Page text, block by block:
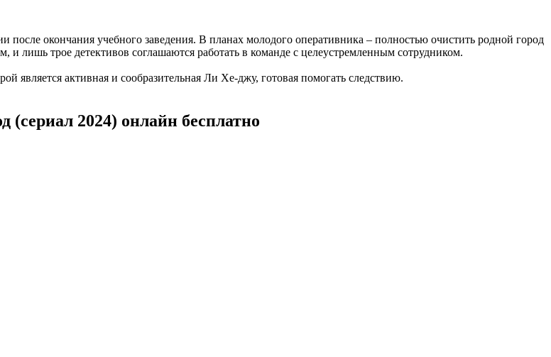
окончания учебного заведения. В планах молодого оперативника – полностью очистить родной город
лишь трое детективов соглашаются работать в команде с целеустремленным сотрудником.
является активная и сообразительная Ли Хе-джу, готовая помогать следствию.
(сериал 2024) онлайн бесплатно